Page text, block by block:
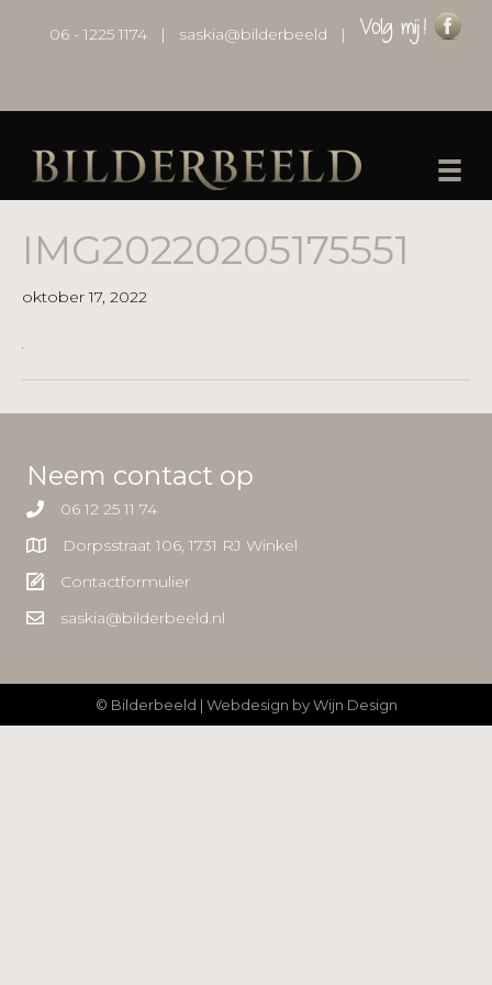
06 - 1225 1174 | saskia@bilderbeeld |
IMG20220205175551
oktober 17, 2022
Neem contact op
06 12 25 11 74
Dorpsstraat 106, 1731 RJ Winkel
Contactformulier
saskia@bilderbeeld.nl
© Bilderbeeld | Webdesign byWijn Design